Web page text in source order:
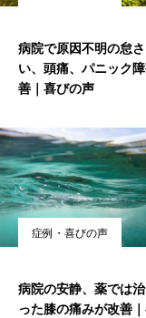
病院で原因不明の怠さ
い、頭痛、パニック
善｜喜びの声
症例・喜びの声
病院の安静、薬では
った膝の痛みが改善